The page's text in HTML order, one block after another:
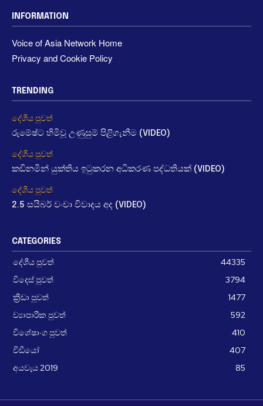
INFORMATION
Voice of Asia Network Home
Privacy and Cookie Policy
TRENDING
දේශීය පුවත්
රුමේෂ්ට හිමිවූ උණුසුම් පිළිගැනීම (VIDEO)
දේශීය පුවත්
කඩිනමින් යුක්තිය ඉටුකරන අධිකරණ පද්ධතියක් (VIDEO)
දේශීය පුවත්
2.5 සයිබර් වංචා විවාදය අද (VIDEO)
CATEGORIES
දේශීය පුවත්
44335
විදෙස් පුවත්
3794
ක්‍රීඩා පුවත්
1477
ව්‍යාපාරික පුවත්
592
විශේෂාංග පුවත්
410
වීඩීයෝ
407
අයවැය 2019
85